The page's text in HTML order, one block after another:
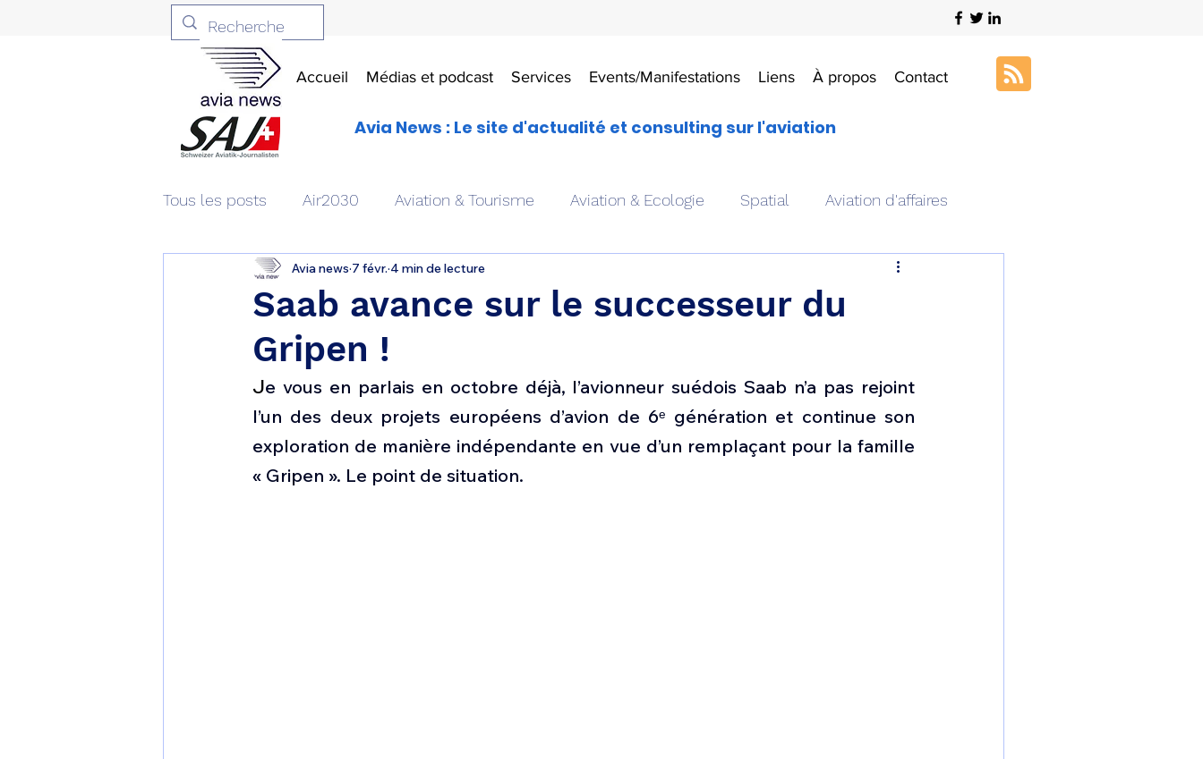
Accueil Médias et podcast Services Events/Manifestations Liens À propos Contact
Avia News : Le site d'actualité et consulting sur l'aviation
Tous les posts Air2030 Aviation & Tourisme Aviation & Ecologie Spatial Aviation d'affaires
Aviation & Défense Livres Drones aériens Art & Aviation
Patrimoine aéronautique
1 er avril Motorisation Défense sol-air DSA Amphibie Drones Composante ESPACE
Shenyang J-35 Bombardier Global 6500
Saab avance sur le successeur du
Gripen !
Avia news 7 févr. 4 min de lecture
Je vous en parlais en octobre déjà, l’avionneur suédois Saab n’a pas rejoint
l’un des deux projets européens d’avion de 6ᵉ génération et continue son
exploration de manière indépendante en vue d’un remplaçant pour la famille
« Gripen ». Le point de situation.